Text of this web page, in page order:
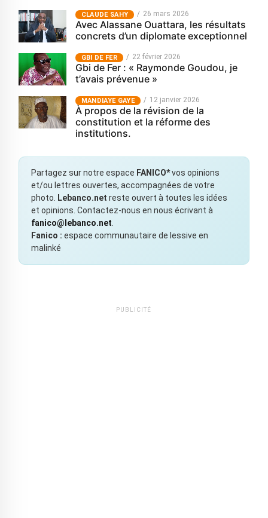
CLAUDE SAHY 26 mars 2026
Avec Alassane Ouattara, les résultats
concrets d’un diplomate exceptionnel
GBI DE FER 22 février 2026
Gbi de Fer : « Raymonde Goudou, je
t’avais prévenue »
MANDIAYE GAYE 12 janvier 2026
À propos de la révision de la
constitution et la réforme des
institutions.
Partagez sur notre espace FANICO*vos opinions
et/ou lettres ouvertes, accompagnées de votre
photo.
Lebanco.net reste ouvert à toutes les idées
et opinions. Contactez-nous en nous écrivant à
fanico@lebanco.net
Fanico : espace communautaire de lessive en
malinké
PUBLICITÉ